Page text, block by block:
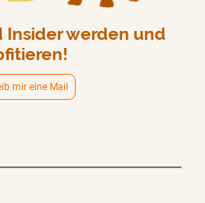
Insider werden und
mir eine Mail